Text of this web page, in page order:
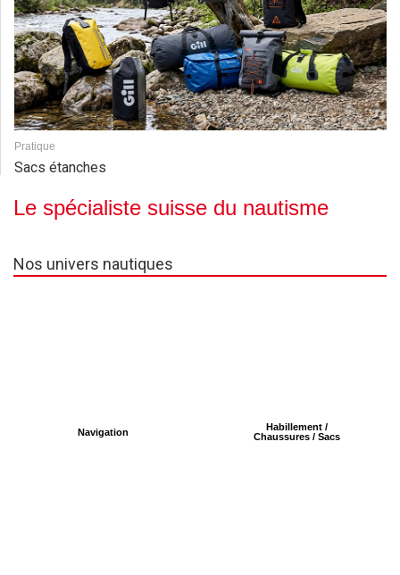
Pratique
Sacs étanches
Le spécialiste suisse du nautisme
Nos univers nautiques
Navigation
Habillement /
Chaussures / Sacs